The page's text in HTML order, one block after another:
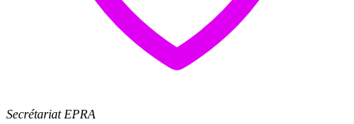
Secrétariat EPRA